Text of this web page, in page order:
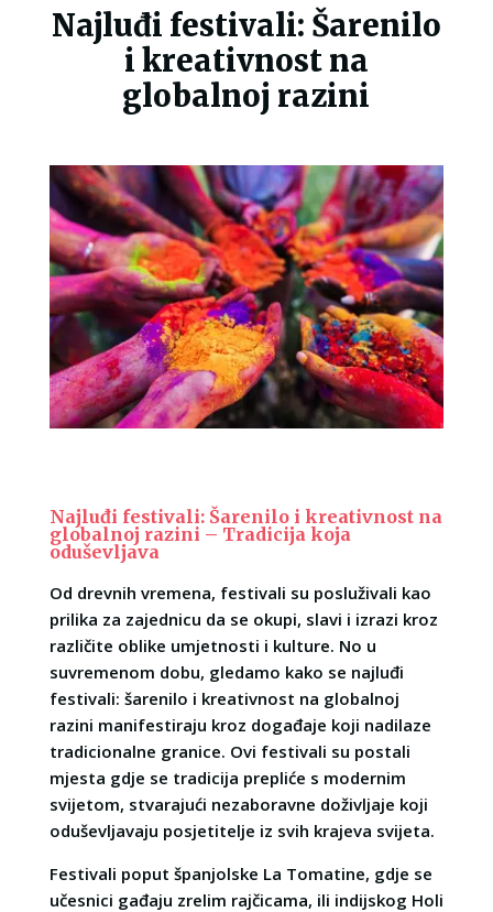
Najluđi festivali: Šarenilo
i kreativnost na
globalnoj razini
Najluđi festivali: Šarenilo i kreativnost na
globalnoj razini – Tradicija koja
oduševljava
Od drevnih vremena, festivali su posluživali kao
prilika za zajednicu da se okupi, slavi i izrazi kroz
različite oblike umjetnosti i kulture. No u
suvremenom dobu, gledamo kako se najluđi
festivali: šarenilo i kreativnost na globalnoj
razini manifestiraju kroz događaje koji nadilaze
tradicionalne granice. Ovi festivali su postali
mjesta gdje se tradicija prepliće s modernim
svijetom, stvarajući nezaboravne doživljaje koji
oduševljavaju posjetitelje iz svih krajeva svijeta.
Festivali poput španjolske La Tomatine, gdje se
učesnici gađaju zrelim rajčicama, ili indijskog Holi